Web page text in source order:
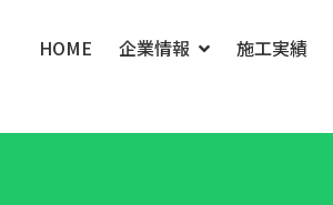
HOME 企業情報 施工実績